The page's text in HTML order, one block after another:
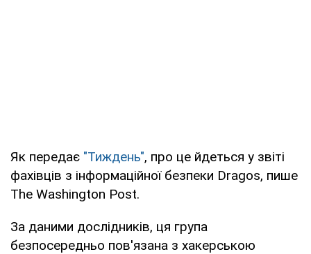
Як передає "Тиждень", про це йдеться у звіті
фахівців з інформаційної безпеки Dragos, пише
The Washington Post.
За даними дослідників, ця група
безпосередньо пов'язана з хакерською